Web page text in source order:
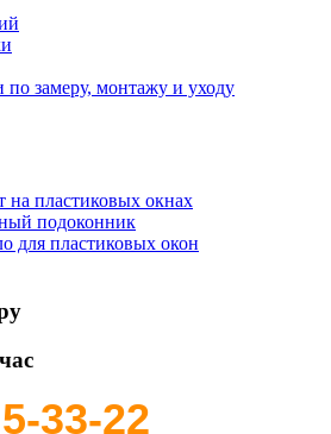
замеру, монтажу и уходу
на пластиковых окнах
подоконник
для пластиковых окон
5-33-22